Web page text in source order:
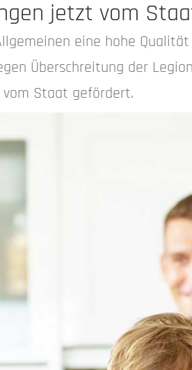
jetzt vom
eine hohe
Überschreitung der
Staat gefördert.